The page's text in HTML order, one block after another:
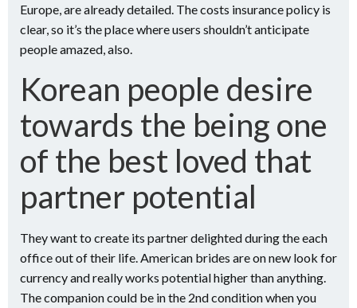
Europe, are already detailed. The costs insurance policy is
clear, so it’s the place where users shouldn’t anticipate
people amazed, also.
Korean people desire
towards the being one
of the best loved that
partner potential
They want to create its partner delighted during the each
office out of their life. American brides are on new look for
currency and really works potential higher than anything.
The companion could be in the 2nd condition when you